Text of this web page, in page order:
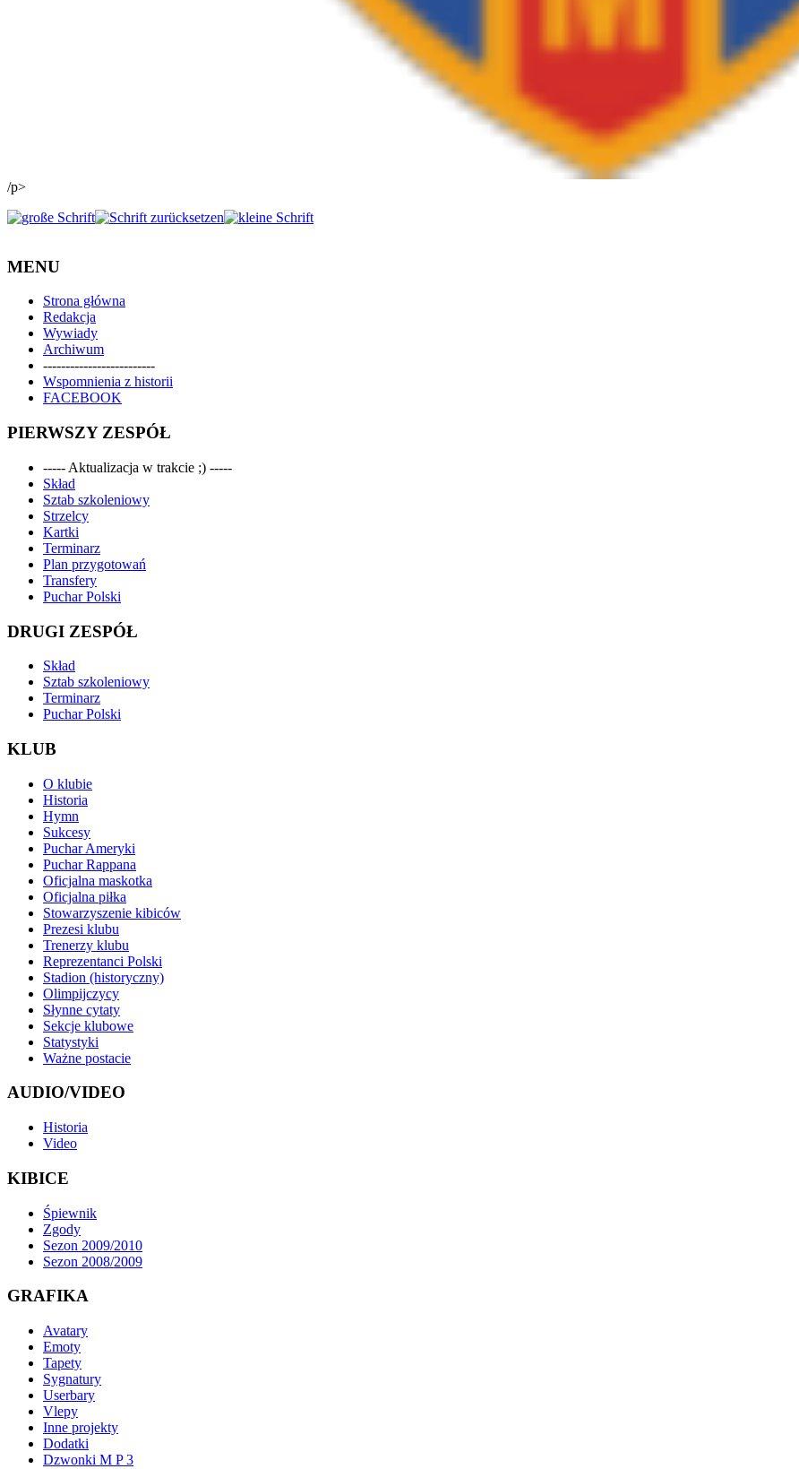
/p>
MENU
Strona główna
Redakcja
Wywiady
Archiwum
-------------------------
Wspomnienia z historii
FACEBOOK
PIERWSZY ZESPÓŁ
----- Aktualizacja w trakcie ;) -----
Skład
Sztab szkoleniowy
Strzelcy
Kartki
Terminarz
Plan przygotowań
Transfery
Puchar Polski
DRUGI ZESPÓŁ
Skład
Sztab szkoleniowy
Terminarz
Puchar Polski
KLUB
O klubie
Historia
Hymn
Sukcesy
Puchar Ameryki
Puchar Rappana
Oficjalna maskotka
Oficjalna piłka
Stowarzyszenie kibiców
Prezesi klubu
Trenerzy klubu
Reprezentanci Polski
Stadion (historyczny)
Olimpijczycy
Słynne cytaty
Sekcje klubowe
Statystyki
Ważne postacie
AUDIO/VIDEO
Historia
Video
KIBICE
Śpiewnik
Zgody
Sezon 2009/2010
Sezon 2008/2009
GRAFIKA
Avatary
Emoty
Tapety
Sygnatury
Userbary
Vlepy
Inne projekty
Dodatki
Dzwonki M P 3